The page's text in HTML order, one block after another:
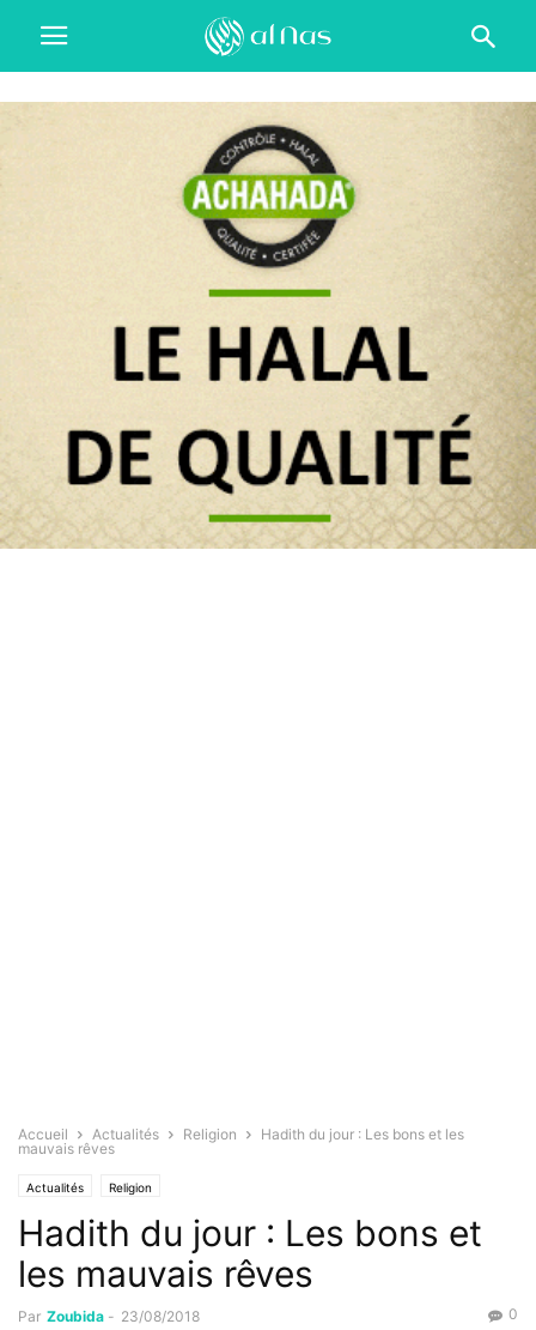
Accueil Actualités Religion
Hadith du jour : Les bons et les
mauvais rêves
Actualités Religion
Hadith du jour : Les bons et
les mauvais rêves
Par Zoubida - 23/08/2018 0